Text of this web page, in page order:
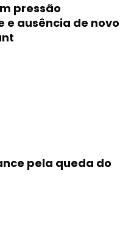
pressão
ausência de novo
pela queda do